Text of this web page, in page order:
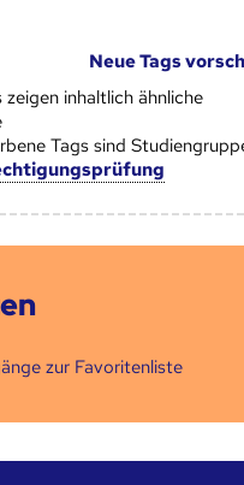
Neue Tags
zeigen inhaltlich ähnliche
Tags sind
zur Favoritenliste